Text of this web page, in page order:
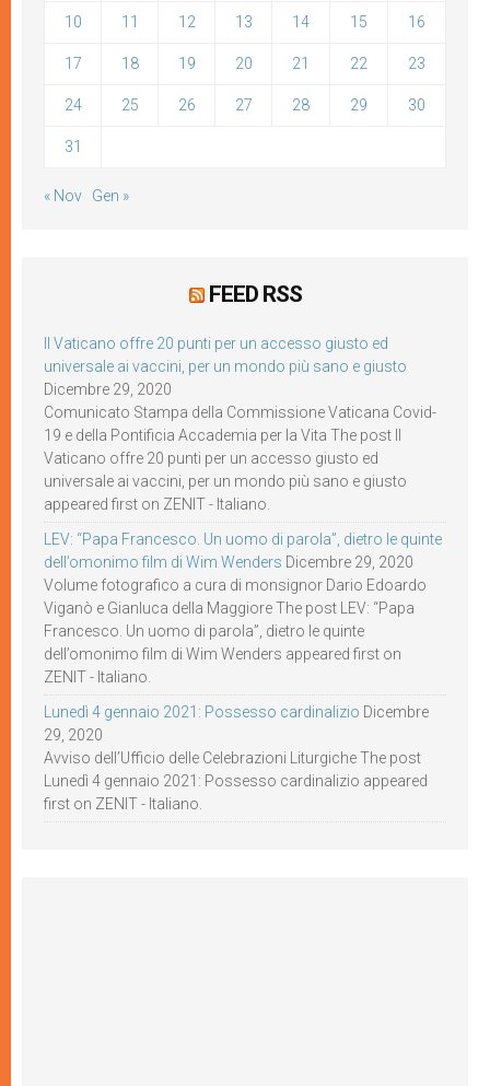
10 11 12 13 14 15 16
17 18 19 20 21 22 23
24 25 26 27 28 29 30
31
« Nov Gen »
FEED RSS
Il Vaticano offre 20 punti per un accesso giusto ed
universale ai vaccini, per un mondo più sano e giusto
Dicembre 29, 2020
Comunicato Stampa della Commissione Vaticana Covid-
19 e della Pontificia Accademia per la Vita The post Il
Vaticano offre 20 punti per un accesso giusto ed
universale ai vaccini, per un mondo più sano e giusto
appeared first on ZENIT - Italiano.
LEV: “Papa Francesco. Un uomo di parola”, dietro le quinte
dell’omonimo film di Wim Wenders Dicembre 29, 2020
Volume fotografico a cura di monsignor Dario Edoardo
Viganò e Gianluca della Maggiore The post LEV: “Papa
Francesco. Un uomo di parola”, dietro le quinte
dell’omonimo film di Wim Wenders appeared first on
ZENIT - Italiano.
Lunedì 4 gennaio 2021: Possesso cardinalizio Dicembre
29, 2020
Avviso dell’Ufficio delle Celebrazioni Liturgiche The post
Lunedì 4 gennaio 2021: Possesso cardinalizio appeared
first on ZENIT - Italiano.